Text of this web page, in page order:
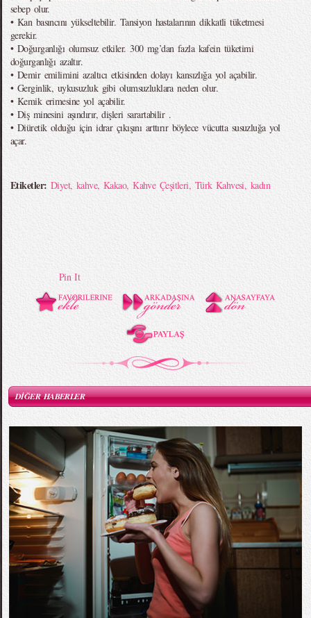
sebep olur.
• Kan basıncını yükseltebilir. Tansiyon hastalarının dikkatli tüketmesi
gerekir.
• Doğurganlığı olumsuz etkiler. 300 mg’dan fazla kafein tüketimi
doğurganlığı azaltır.
• Demir emilimini azaltıcı etkisinden dolayı kansızlığa yol açabilir.
• Gerginlik, uykusuzluk gibi olumsuzluklara neden olur.
• Kemik erimesine yol açabilir.
• Diş minesini aşındırır, dişleri sarartabilir .
• Diüretik olduğu için idrar çıkışını arttırır böylece vücutta susuzluğa yol
açar.
Etiketler: Diyet, kahve,Kakao,Kahve Çeşitleri, Türk Kahvesi, kadın
Pin It
DİĞER HABERLER